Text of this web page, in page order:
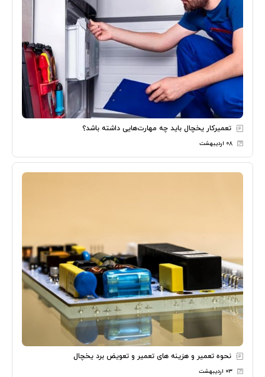
تعمیرکار یخچال باید چه مهارت‌هایی داشته باشد؟
۰۸ اردیبهشت
نحوه تعمیر و هزینه های تعمیر و تعویض برد یخچال
۰۳ اردیبهشت